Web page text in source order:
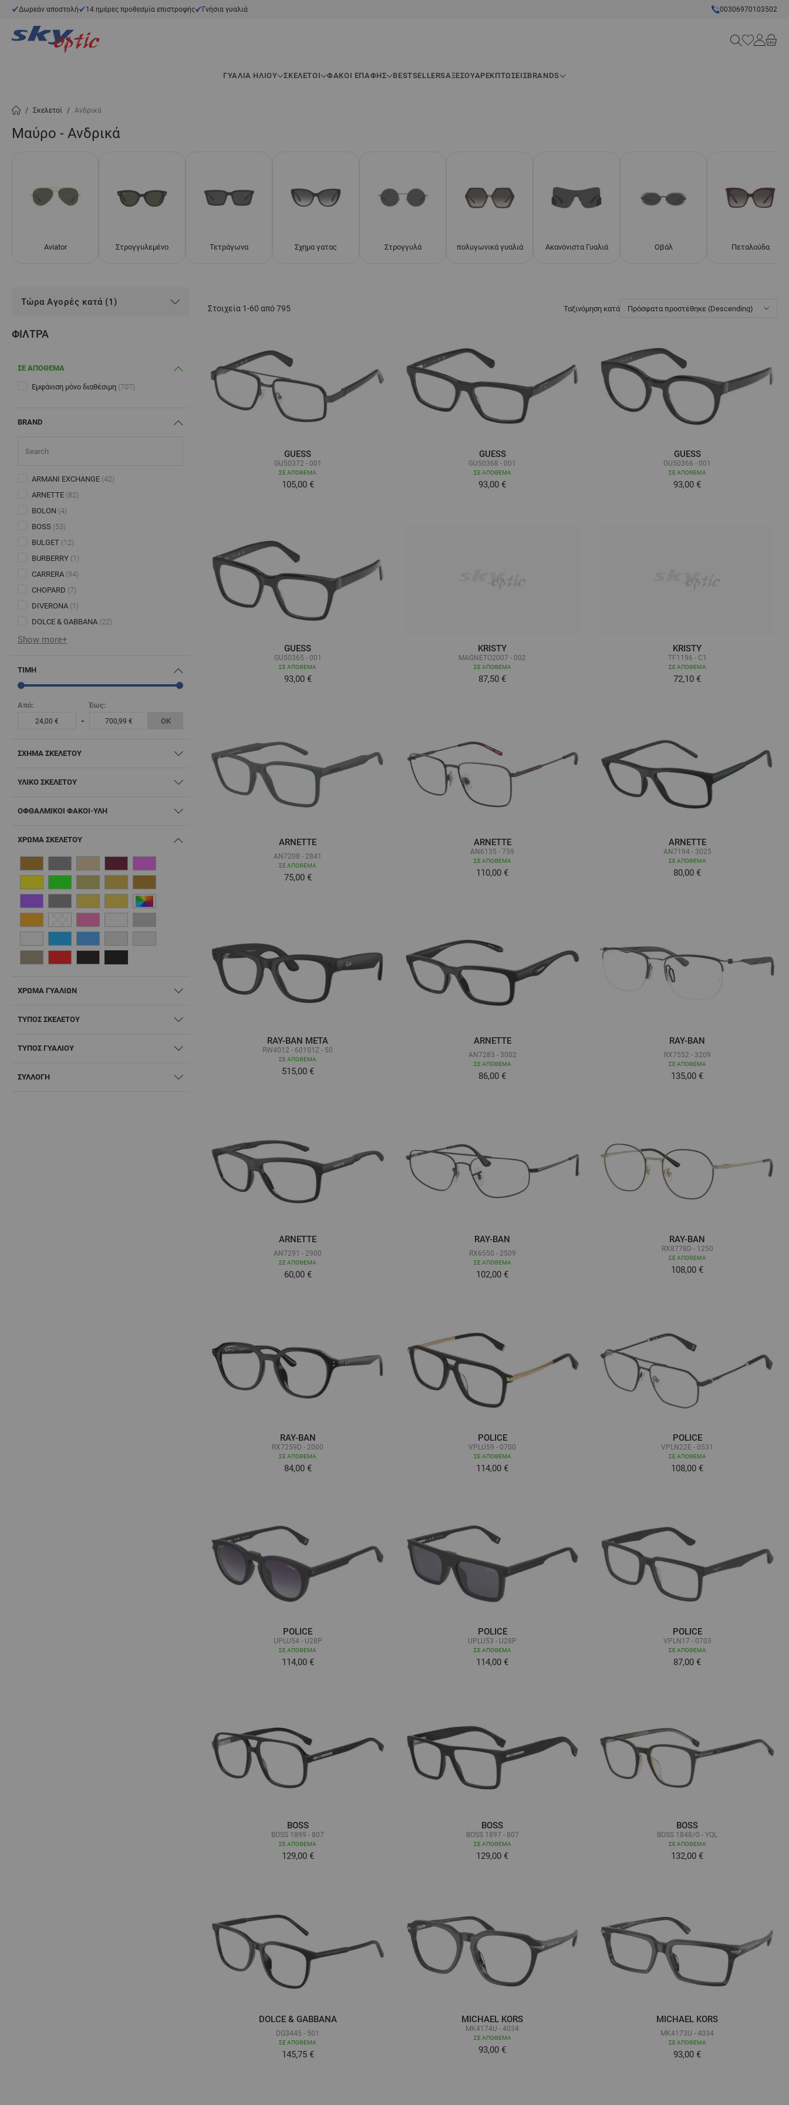
Μετάβαση στο περιεχόμενο
Δωρεάν αποστολή 14 ημέρες προθεσμία επιστροφής Γνήσια γυαλιά 00306970103502
Search
ΓΥΑΛΙΆ ΗΛΊΟΥ ΣΚΕΛΕΤΟΊ ΦΑΚΟΙ ΕΠΑΦΗΣ BESTSELLERSΑΞΕΣΟΥΆΡΕΚΠΤΏΣΕΙΣBRANDS
/ Σκελετοί / Ανδρικά
Μαύρο - Ανδρικά
Aviator Στρογγυλεμένο Τετράγωνα Σχημα γατας Στρογγυλά πολυγωνικά γυαλιά Ακανόνιστα Γυαλιά Οβάλ Πεταλούδα
Τώρα Αγορές κατά (1)
ΦΊΛΤΡΑ
ΣΕ ΑΠΟΘΕΜΑ
Εμφάνιση μόνο διαθέσιμη (707)
BRAND
ARMANI EXCHANGE (42)
ARNETTE (82)
BOLON (4)
BOSS (53)
BULGET (12)
BURBERRY (1)
CARRERA (94)
CHOPARD (7)
DIVERONA (1)
DOLCE & GABBANA (22)
Show more+
ΤΙΜΉ
Από:
24,00 € -
Έως:
700,99 € ΟΚ
ΣΧΉΜΑ ΣΚΕΛΕΤΟΎ
ΥΛΙΚΌ ΣΚΕΛΕΤΟΎ
ΟΦΘΑΛΜΙΚΟΊ ΦΑΚΟΊ-ΎΛΗ
ΧΡΏΜΑ ΣΚΕΛΕΤΟΎ
ΧΡΏΜΑ ΓΥΑΛΙΏΝ
ΤΎΠΟΣ ΣΚΕΛΕΤΟΎ
ΤΎΠΟΣ ΓΥΑΛΙΟΎ
ΣΥΛΛΟΓΗ
Στοιχεία 1-60 από795 Ταξινόμηση κατά
GUESS
GU50372 - 001
ΣΕ ΑΠΌΘΕΜΑ
105,00 €
GUESS
GU50368 - 001
ΣΕ ΑΠΌΘΕΜΑ
93,00 €
GUESS
GU50366 - 001
ΣΕ ΑΠΌΘΕΜΑ
93,00 €
GUESS
GU50365 - 001
ΣΕ ΑΠΌΘΕΜΑ
93,00 €
KRISTY
MAGNETO2007 - 002
ΣΕ ΑΠΌΘΕΜΑ
87,50 €
KRISTY
TF1196 - C1
ΣΕ ΑΠΌΘΕΜΑ
72,10 €
ARNETTE
AN7208 - 2841
ΣΕ ΑΠΌΘΕΜΑ
Τόσο χαμηλά όσο
75,00 €
ARNETTE
AN6135 - 759
ΣΕ ΑΠΌΘΕΜΑ
110,00 €
ARNETTE
AN7194 - 3025
ΣΕ ΑΠΌΘΕΜΑ
80,00 €
RAY-BAN META
RW4012 - 601S1Z - 50
ΣΕ ΑΠΌΘΕΜΑ
515,00 €
ARNETTE
AN7283 - 3002
ΣΕ ΑΠΌΘΕΜΑ
Τόσο χαμηλά όσο
86,00 €
RAY-BAN
RX7552 - 3209
ΣΕ ΑΠΌΘΕΜΑ
Τόσο χαμηλά όσο
135,00 €
ARNETTE
AN7291 - 2900
ΣΕ ΑΠΌΘΕΜΑ
Τόσο χαμηλά όσο
60,00 €
RAY-BAN
RX6550 - 2509
ΣΕ ΑΠΌΘΕΜΑ
Τόσο χαμηλά όσο
102,00 €
RAY-BAN
RX8778D - 1250
ΣΕ ΑΠΌΘΕΜΑ
108,00 €
RAY-BAN
RX7259D - 2000
ΣΕ ΑΠΌΘΕΜΑ
84,00 €
POLICE
VPLU59 - 0700
ΣΕ ΑΠΌΘΕΜΑ
114,00 €
POLICE
VPLN22E - 0531
ΣΕ ΑΠΌΘΕΜΑ
108,00 €
POLICE
UPLU54 - U28P
ΣΕ ΑΠΌΘΕΜΑ
114,00 €
POLICE
UPLU53 - U28P
ΣΕ ΑΠΌΘΕΜΑ
114,00 €
POLICE
VPLN17 - 0703
ΣΕ ΑΠΌΘΕΜΑ
87,00 €
BOSS
BOSS 1899 - 807
ΣΕ ΑΠΌΘΕΜΑ
129,00 €
BOSS
BOSS 1897 - 807
ΣΕ ΑΠΌΘΕΜΑ
129,00 €
BOSS
BOSS 1848/G - YQL
ΣΕ ΑΠΌΘΕΜΑ
132,00 €
DOLCE & GABBANA
DG3445 - 501
ΣΕ ΑΠΌΘΕΜΑ
Τόσο χαμηλά όσο
145,75 €
MICHAEL KORS
MK4174U - 4034
ΣΕ ΑΠΌΘΕΜΑ
93,00 €
MICHAEL KORS
MK4173U - 4034
ΣΕ ΑΠΌΘΕΜΑ
Τόσο χαμηλά όσο
93,00 €